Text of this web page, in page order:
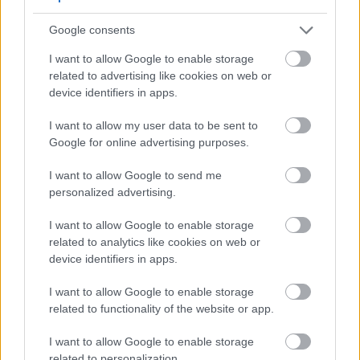
Google consents
I want to allow Google to enable storage
related to advertising like cookies on web or
device identifiers in apps.
I want to allow my user data to be sent to
Google for online advertising purposes.
I want to allow Google to send me
personalized advertising.
I want to allow Google to enable storage
related to analytics like cookies on web or
device identifiers in apps.
I want to allow Google to enable storage
related to functionality of the website or app.
I want to allow Google to enable storage